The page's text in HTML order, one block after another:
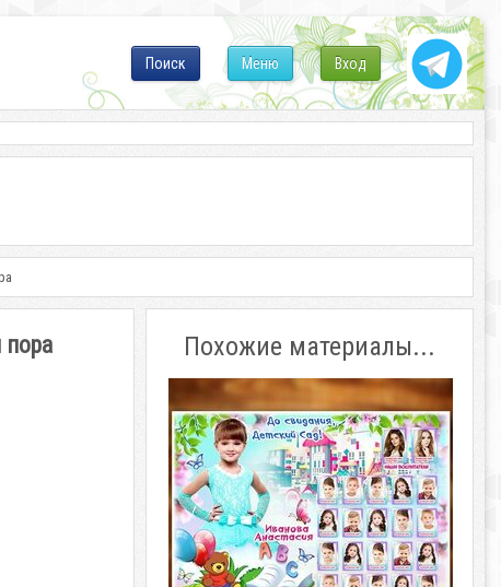
Вход
Меню
Поиск
Похожие материалы...